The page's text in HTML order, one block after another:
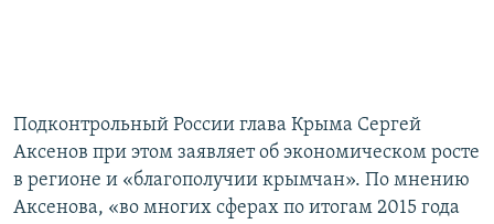
Подконтрольный России глава Крыма Сергей
Аксенов при этом заявляет об экономическом росте
в регионе и «благополучии крымчан». По мнению
Аксенова, «во многих сферах по итогам 2015 года